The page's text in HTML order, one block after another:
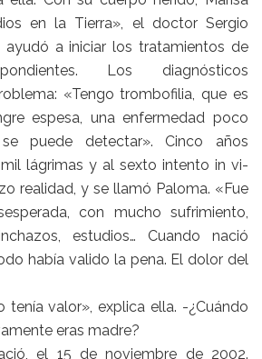
en la Tierra», el doctor Sergio
ayudó a iniciar los tratamientos de
Los diagnósticos
«Tengo trombofilia, que es
espesa, una enfermedad poco
puede detectar». Cinco años
lágrimas y al sexto intento in vi-
realidad, y se llamó Paloma. «Fue
con mucho sufrimiento,
estudios… Cuando nació
había valido la pena. El dolor del
tenía valor», explica ella. -¿Cuándo
eras madre?
el 15 de noviembre de 2002.